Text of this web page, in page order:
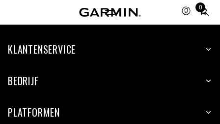
0
Total
items
cart:
KLANTENSERVICE
BEDRIJF
PLATFORMEN